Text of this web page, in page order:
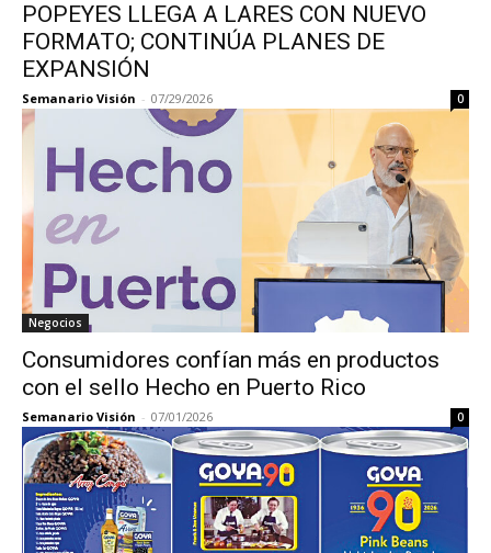
POPEYES LLEGA A LARES CON NUEVO
FORMATO; CONTINÚA PLANES DE
EXPANSIÓN
Semanario Visión - 07/29/2026 0
Negocios
Consumidores confían más en productos
con el sello Hecho en Puerto Rico
Semanario Visión - 07/01/2026 0